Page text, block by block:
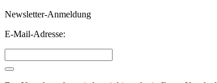
Newsletter-Anmeldung
E-Mail-Adresse: